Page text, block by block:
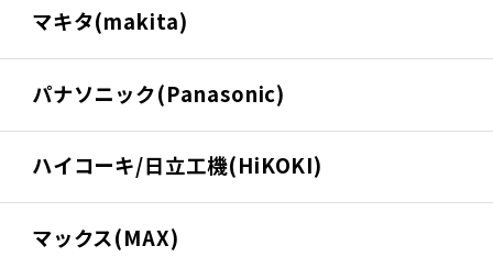
マキタ(makita)
パナソニック(Panasonic)
ハイコーキ/日立工機(HiKOKI)
マックス(MAX)